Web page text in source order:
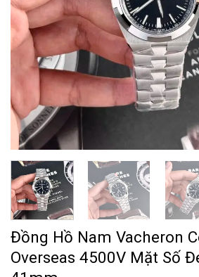
Đồng Hồ Nam Vacheron
Overseas 4500V Mặt Số